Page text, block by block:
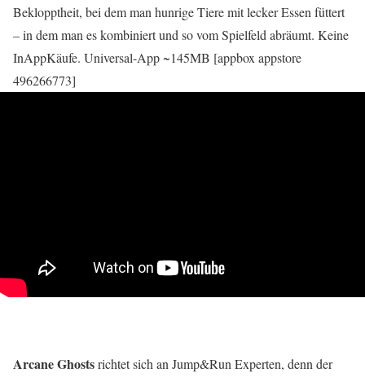
Beklopptheit, bei dem man hunrige Tiere mit lecker Essen füttert
– in dem man es kombiniert und so vom Spielfeld abräumt. Keine
InAppKäufe. Universal-App ~145MB [appbox appstore
496266773]
Arcane Ghostsrichtet sich an Jump&Run Experten, denn der